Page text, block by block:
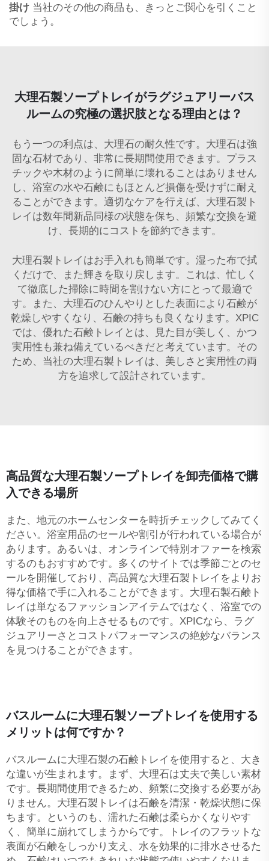
掛け 当社のその他の商品も、きっとご関心を引くこと
でしょう。
大理石製ソープトレイがラグジュアリーバス
ルームの究極の選択肢となる理由とは？
もう一つの利点は、大理石の耐久性です。大理石は強
固な石材であり、非常に長期間使用できます。プラス
チックや木材のように簡単に壊れることはありません
し、浴室の水や石鹸にもほとんど損傷を受けずに耐え
ることができます。適切なケアを行えば、大理石製ト
レイは数年間新品同様の状態を保ち、頻繁な交換を避
け、長期的にコストを節約できます。
大理石製トレイはお手入れも簡単です。湿った布で拭
くだけで、また輝きを取り戻します。これは、忙しく
て徹底した掃除に時間を割けない方にとって最適で
す。また、大理石のひんやりとした表面により石鹸が
乾燥しやすくなり、石鹸の持ちも良くなります。XPIC
では、優れた石鹸トレイとは、見た目が美しく、かつ
実用性も兼ね備えているべきだと考えています。その
ため、当社の大理石製トレイは、美しさと実用性の両
方を追求して設計されています。
高品質な大理石製ソープトレイを卸売価格で購
入できる場所
また、地元のホームセンターを時折チェックしてみてく
ださい。浴室用品のセールや割引が行われている場合が
あります。あるいは、オンラインで特別オファーを検索
するのもおすすめです。多くのサイトでは季節ごとのセ
ールを開催しており、高品質な大理石製トレイをよりお
得な価格で手に入れることができます。大理石製石鹸ト
レイは単なるファッションアイテムではなく、浴室での
体験そのものを向上させるものです。XPICなら、ラグ
ジュアリーさとコストパフォーマンスの絶妙なバランス
を見つけることができます。
バスルームに大理石製ソープトレイを使用する
メリットは何ですか？
バスルームに大理石製の石鹸トレイを使用すると、大き
な違いが生まれます。まず、大理石は丈夫で美しい素材
です。長期間使用できるため、頻繁に交換する必要があ
りません。大理石製トレイは石鹸を清潔・乾燥状態に保
ちます。というのも、濡れた石鹸は柔らかくなりやす
く、簡単に崩れてしまうからです。トレイのフラットな
表面が石鹸をしっかり支え、水を効果的に排水させるた